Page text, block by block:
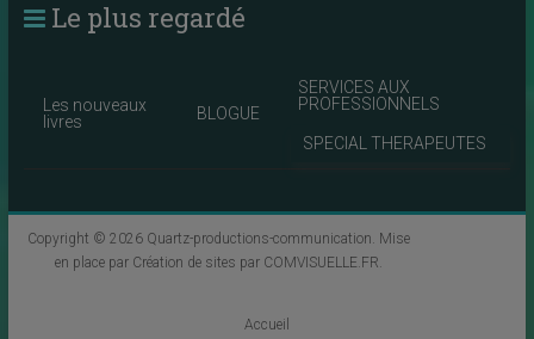
Le plus regardé
Les nouveaux
livres
BLOGUE
SERVICES AUX
PROFESSIONNELS
SPECIAL THERAPEUTES
Copyright © 2026 Quartz-productions-communication. Mise
en place par Création de sites par COMVISUELLE.FR.
Accueil